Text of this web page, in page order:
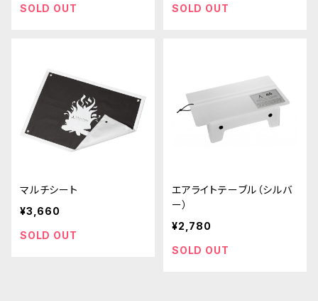
SOLD OUT
SOLD OUT
マルチシート
¥3,660
SOLD OUT
エアライトテーブル（シルバ
ー）
¥2,780
SOLD OUT